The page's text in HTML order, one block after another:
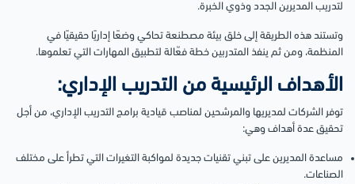
لتدريب المديرين الجدد وذوي الخبرة.
وتستند هذه الطريقة إلى خلق بيئة مصطنعة تحاكي وضعًا إداريًا حقيقيًا في
المنظمة، ومن ثم ينفذ المتدربين خطة فعّالة لتطبيق المهارات التي تعلموها.
الأهداف الرئيسية من التدريب الإداري:
توفر الشركات لمديريها والمرشحين لمناصب قيادية برامج التدريب الإداري، من أجل
تحقيق عدة أهداف وهي:
مساعدة المديرين على تبني تقنيات جديدة لمواكبة التغيرات التي تطرأ على مختلف
الصناعات.